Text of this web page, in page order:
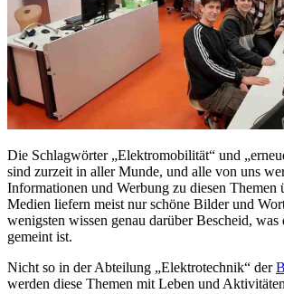
Die Schlagwörter „Elektromobilität“ und
sind zurzeit in aller Munde, und alle von uns
Informationen und Werbung zu diesen Themen
Medien liefern meist nur schöne Bilder und
wenigsten wissen genau darüber Bescheid,
gemeint ist.
Nicht so in der Abteilung „Elektrotechnik“ der
werden diese Themen mit Leben und